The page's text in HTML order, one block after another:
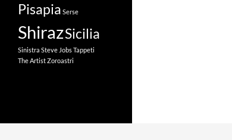
Pisapia Serse
ShirazSicilia
Sinistra Steve JobsTappeti
The ArtistZoroastri